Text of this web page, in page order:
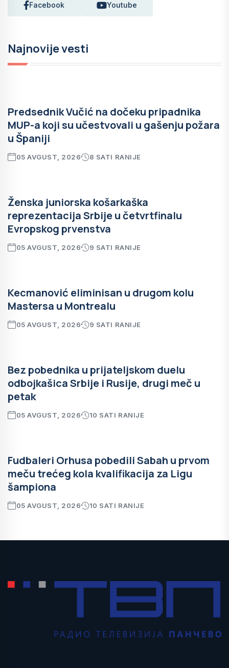
Facebook Youtube
Najnovije vesti
Predsednik Vučić na dočeku pripadnika
MUP-a koji su učestvovali u gašenju požara
u Španiji
05 AVGUST, 2026 8 SATI RANIJE
Ženska juniorska košarkaška
reprezentacija Srbije u četvrtfinalu
Evropskog prvenstva
05 AVGUST, 2026 9 SATI RANIJE
Kecmanović eliminisan u drugom kolu
Mastersa u Montrealu
05 AVGUST, 2026 9 SATI RANIJE
Bez pobednika u prijateljskom duelu
odbojkašica Srbije i Rusije, drugi meč u
petak
05 AVGUST, 2026 10 SATI RANIJE
Fudbaleri Orhusa pobedili Sabah u prvom
meču trećeg kola kvalifikacija za Ligu
šampiona
05 AVGUST, 2026 10 SATI RANIJE